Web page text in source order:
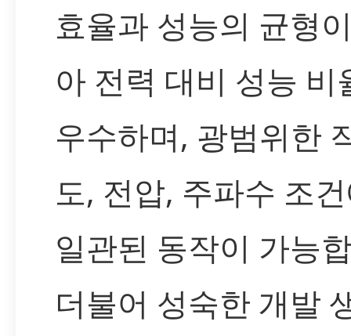
효율과 성능의 균형
아 전력 대비 성능 비
우수하며, 광범위한
도, 전압, 주파수 조
일관된 동작이 가능
더불어 성숙한 개발